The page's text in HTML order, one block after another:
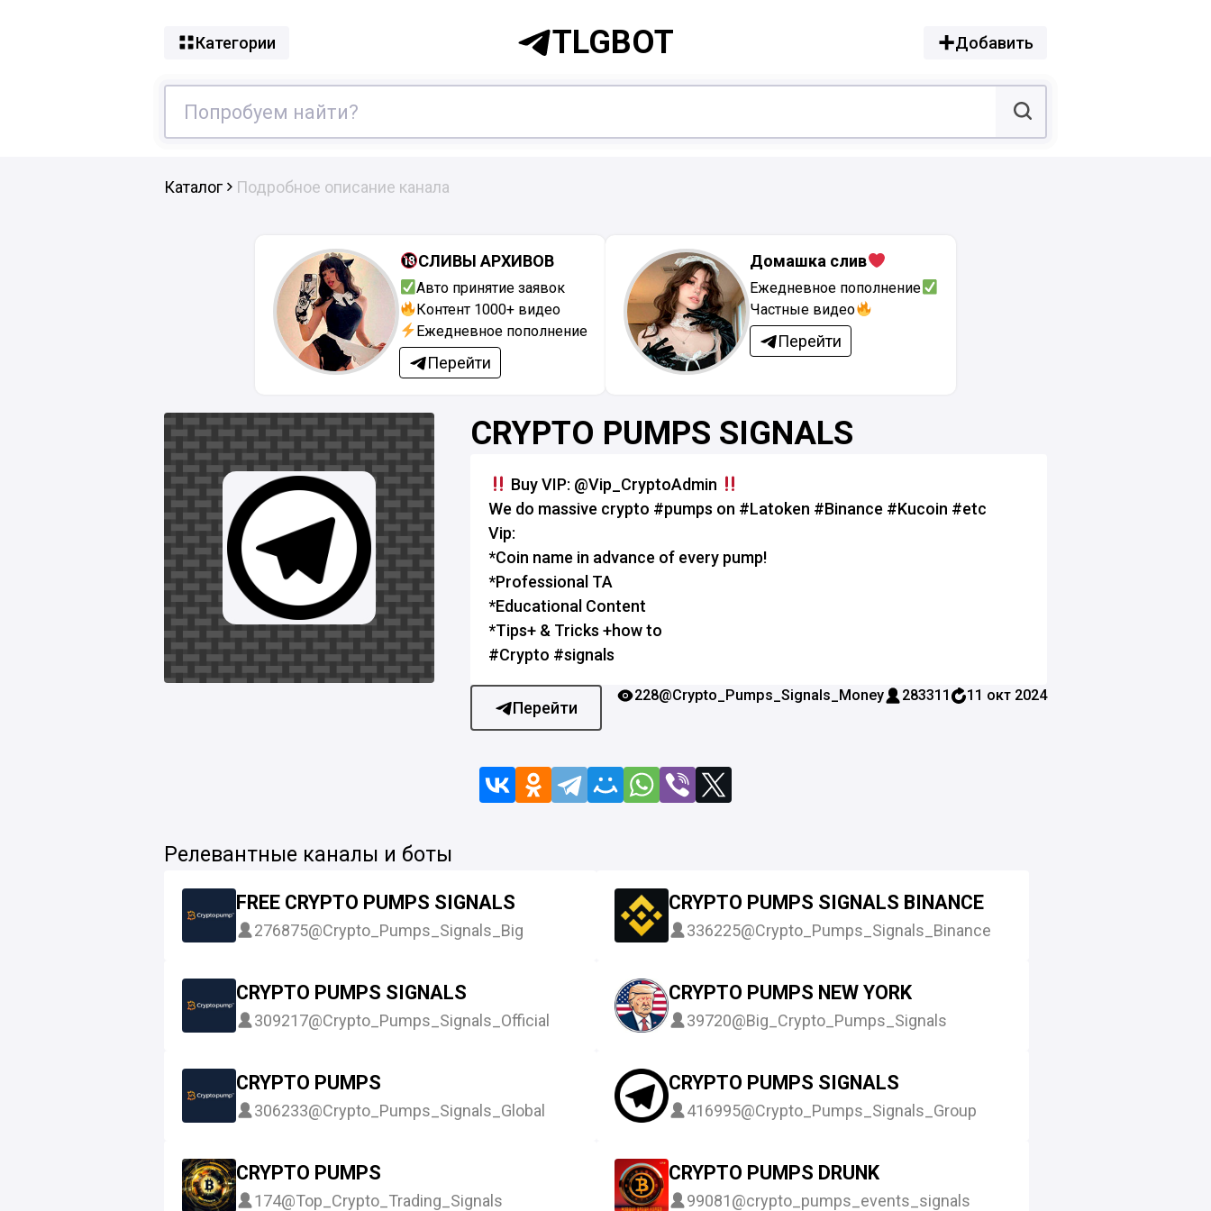
Категории TLGBOT Добавить
Каталог Подробное описание канала
СЛИВЫ АРХИВОВ
Авто принятие заявок
Контент 1000+ видео
Ежедневное пополнение
Перейти
Домашка слив
Ежедневное пополнение
Частные видео
Перейти
CRYPTO PUMPS SIGNALS
Buy VIP: @Vip_CryptoAdmin
We do massive crypto #pumps on #Latoken #Binance #Kucoin #etc
Vip:
*Coin name in advance of every pump!
*Professional TA
*Educational Content
*Tips+ & Tricks +how to
#Crypto #signals
Перейти
228@Crypto_Pumps_Signals_Money 283311 11 окт 2024
Релевантные каналы и боты
FREE CRYPTO PUMPS SIGNALS
276875@Crypto_Pumps_Signals_Big
CRYPTO PUMPS SIGNALS BINANCE
336225@Crypto_Pumps_Signals_Binance
CRYPTO PUMPS SIGNALS
309217@Crypto_Pumps_Signals_Official
CRYPTO PUMPS NEW YORK
39720@Big_Crypto_Pumps_Signals
CRYPTO PUMPS
306233@Crypto_Pumps_Signals_Global
CRYPTO PUMPS SIGNALS
416995@Crypto_Pumps_Signals_Group
CRYPTO PUMPS
174@Top_Crypto_Trading_Signals
CRYPTO PUMPS DRUNK
99081@crypto_pumps_events_signals